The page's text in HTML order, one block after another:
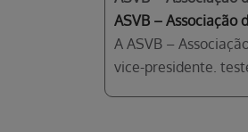
ASVB – Associação
A ASVB –
vice-presidente.